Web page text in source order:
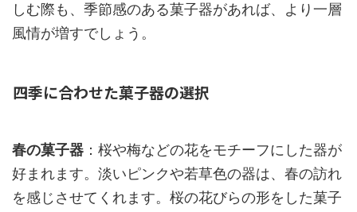
しむ際も、季節感のある菓子器があれば、より一層
風情が増すでしょう。
四季に合わせた菓子器の選択
春の菓子器 ：桜や梅などの花をモチーフにした器が
好まれます。淡いピンクや若草色の器は、春の訪れ
を感じさせてくれます。桜の花びらの形をした菓子